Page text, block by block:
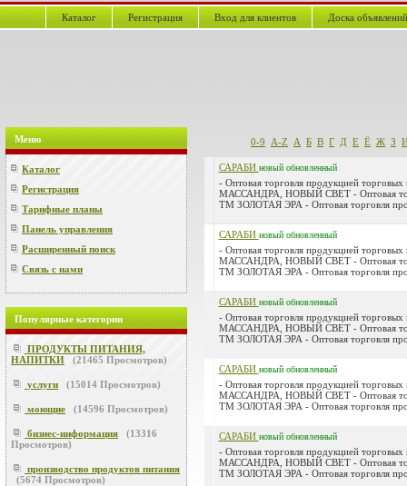
Каталог Регистрация Вход для клиентов Доска объявлений
Меню
Каталог
Регистрация
Тарифные планы
Панель управления
Расширенный поиск
Связь с нами
Популярные категории
ПРОДУКТЫ ПИТАНИЯ,
НАПИТКИ
(21465 Просмотров)
услуги (15014 Просмотров)
моющие (14596 Просмотров)
бизнес-информация (13316
Просмотров)
производство продуктов питания
(5674 Просмотров)
0-9 A-Z А Б В Г Д Е Ё Ж З
САРАБИ новый обновленный
- Оптовая торговля продукцией торговых
МАССАНДРА, НОВЫЙ СВЕТ - Оптовая
ТМ ЗОЛОТАЯ ЭРА - Оптовая торговля
САРАБИ новый обновленный
- Оптовая торговля продукцией торговых
МАССАНДРА, НОВЫЙ СВЕТ - Оптовая
ТМ ЗОЛОТАЯ ЭРА - Оптовая торговля
САРАБИ новый обновленный
- Оптовая торговля продукцией торговых
МАССАНДРА, НОВЫЙ СВЕТ - Оптовая
ТМ ЗОЛОТАЯ ЭРА - Оптовая торговля
САРАБИ новый обновленный
- Оптовая торговля продукцией торговых
МАССАНДРА, НОВЫЙ СВЕТ - Оптовая
ТМ ЗОЛОТАЯ ЭРА - Оптовая торговля
САРАБИ новый обновленный
- Оптовая торговля продукцией торговых
МАССАНДРА, НОВЫЙ СВЕТ - Оптовая
ТМ ЗОЛОТАЯ ЭРА - Оптовая торговля